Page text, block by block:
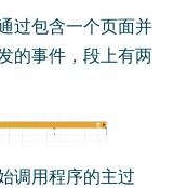
包含一个页面并
的事件，段上有两
用程序的主过